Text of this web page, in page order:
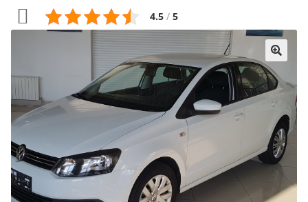
4.5 / 5
🔍